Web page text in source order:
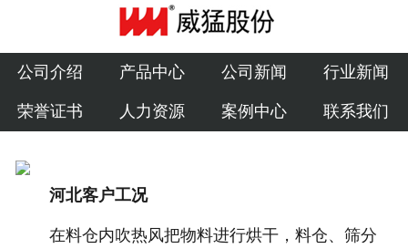
公司介绍
产品中心
公司新闻
公司介绍 产品中心 公司新闻 行业新闻
荣誉证书 人力资源 案例中心 联系我们
河北客户工况
在料仓内吹热风把物料进行烘干，料仓、筛分